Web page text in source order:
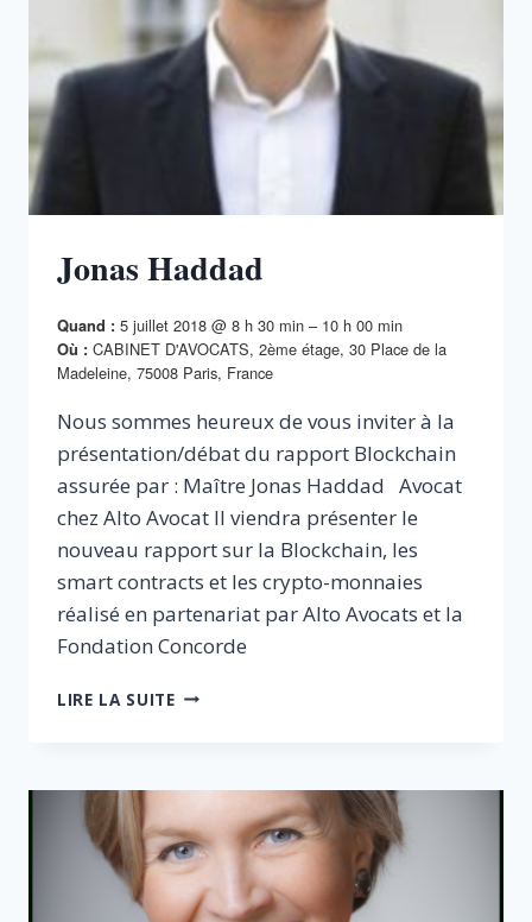
Jonas Haddad
Quand : 5 juillet 2018 @ 8 h 30 min – 10 h 00 min
Où : CABINET D'AVOCATS, 2ème étage, 30 Place de la
Madeleine, 75008 Paris, France
Nous sommes heureux de vous inviter à la
présentation/débat du rapport Blockchain
assurée par : Maître Jonas Haddad Avocat
chez Alto Avocat Il viendra présenter le
nouveau rapport sur la Blockchain, les
smart contracts et les crypto-monnaies
réalisé en partenariat par Alto Avocats et la
Fondation Concorde
LIRE LA SUITEJONAS